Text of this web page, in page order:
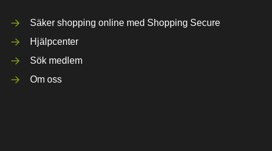
Säker shopping online med Shopping Secure
Hjälpcenter
Sök medlem
Om oss